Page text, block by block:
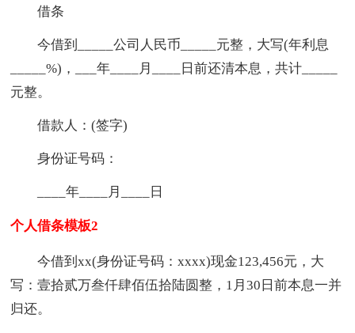
借条
今借到_____公司人民币_____元整，大写(年利息
_____%)，___年____月____日前还清本息，共计_____
元整。
借款人：(签字)
身份证号码：
____年____月____日
个人借条模板2
今借到xx(身份证号码：xxxx)现金123,456元，大
写：壹拾贰万叁仟肆佰伍拾陆圆整，1月30日前本息一并
归还。